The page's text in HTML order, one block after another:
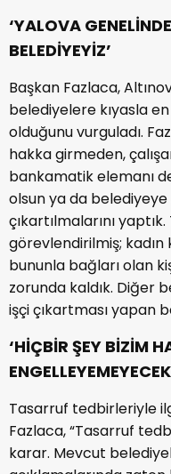
‘YALOVA
BELEDİYEYİZ’
Başkan Fazlaca,
belediyelere kıyasla
olduğunu vurguladı.
hakka girmeden,
bankamatik elemanı
olsun ya da
çıkartılmalarını
görevlendirilmiş; kadın
bununla bağları olan
zorunda kaldık. Diğer
işçi çıkartması yapan
‘HİÇBİR ŞEY BİZİM
Tasarruf tedbirleriyle
Fazlaca, “Tasarruf
karar. Mevcut